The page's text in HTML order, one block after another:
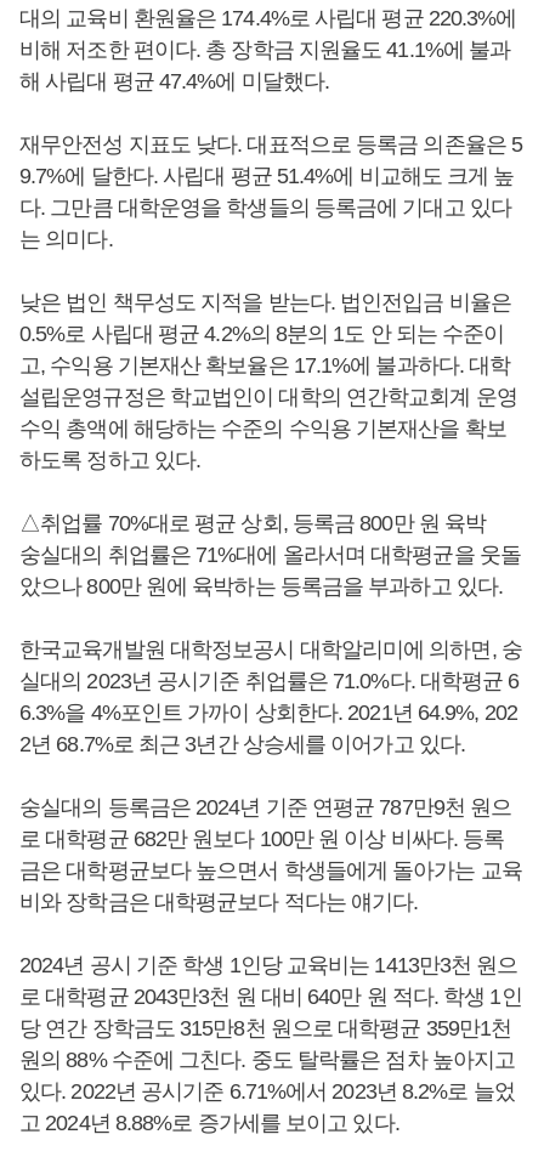
대의 교육비 환원율은 174.4%로 사립대 평균 220.3%에
비해 저조한 편이다. 총 장학금 지원율도 41.1%에 불과
해 사립대 평균 47.4%에 미달했다.
재무안전성 지표도 낮다. 대표적으로 등록금 의존율은 5
9.7%에 달한다. 사립대 평균 51.4%에 비교해도 크게 높
다. 그만큼 대학운영을 학생들의 등록금에 기대고 있다
는 의미다.
낮은 법인 책무성도 지적을 받는다. 법인전입금 비율은
0.5%로 사립대 평균 4.2%의 8분의 1도 안 되는 수준이
고, 수익용 기본재산 확보율은 17.1%에 불과하다. 대학
설립운영규정은 학교법인이 대학의 연간학교회계 운영
수익 총액에 해당하는 수준의 수익용 기본재산을 확보
하도록 정하고 있다.
△취업률 70%대로 평균 상회, 등록금 800만 원 육박
숭실대의 취업률은 71%대에 올라서며 대학평균을 웃돌
았으나 800만 원에 육박하는 등록금을 부과하고 있다.
한국교육개발원 대학정보공시 대학알리미에 의하면, 숭
실대의 2023년 공시기준 취업률은 71.0%다. 대학평균 6
6.3%을 4%포인트 가까이 상회한다. 2021년 64.9%, 202
2년 68.7%로 최근 3년간 상승세를 이어가고 있다.
숭실대의 등록금은 2024년 기준 연평균 787만9천 원으
로 대학평균 682만 원보다 100만 원 이상 비싸다. 등록
금은 대학평균보다 높으면서 학생들에게 돌아가는 교육
비와 장학금은 대학평균보다 적다는 얘기다.
2024년 공시 기준 학생 1인당 교육비는 1413만3천 원으
로 대학평균 2043만3천 원 대비 640만 원 적다. 학생 1인
당 연간 장학금도 315만8천 원으로 대학평균 359만1천
원의 88% 수준에 그친다. 중도 탈락률은 점차 높아지고
있다. 2022년 공시기준 6.71%에서 2023년 8.2%로 늘었
고 2024년 8.88%로 증가세를 보이고 있다.